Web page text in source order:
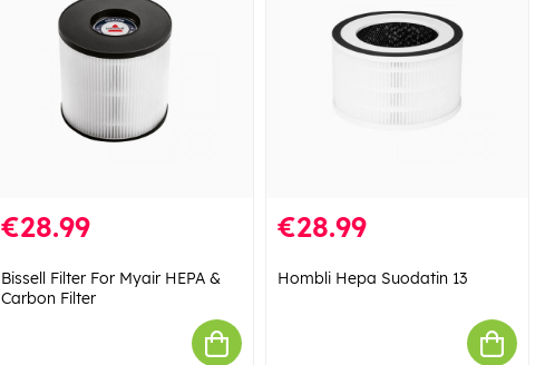
€28.99
Bissell Filter For Myair HEPA &
Carbon Filter
€28.99
Hombli Hepa Suodatin 13